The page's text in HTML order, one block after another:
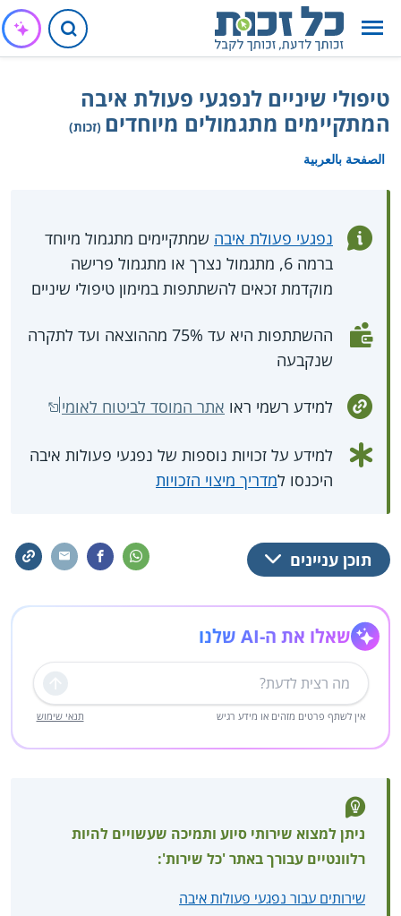
טיפולי שיניים לנפגעי פעולת איבה
המתקיימים מתגמולים מיוחדים (זכות)
الصفحة بالعربية
נפגעי פעולת איבה שמתקיימים מתגמול מיוחד
ברמה 6, מתגמול נצרך או מתגמול פרישה
מוקדמת זכאים להשתתפות במימון טיפולי שיניים
ההשתתפות היא עד 75% מההוצאה ועד לתקרה
שנקבעה
למידע רשמי ראו אתר המוסד לביטוח לאומי
למידע על זכויות נוספות של נפגעי פעולות איבה
היכנסו למדריך מיצוי הזכויות
תוכן עניינים
שאלו את ה-AI שלנו
שליחה
אין לשתף פרטים מזהים או מידע רגיש תנאי שימוש
ניתן למצוא שירותי סיוע ותמיכה שעשויים להיות
רלוונטיים עבורך באתר 'כל שירות':
שירותים עבור נפגעי פעולות איבה